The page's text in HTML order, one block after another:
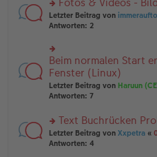
tr
a
g
e
n
er
tr
a
g
n
g
el
e
n
er
B
ei
tr
g
rs
te
u
n
g
el
es
e
er
B
ei
tr
Letzter Beitrag von
Antworten: 2
rs
te
r
u
n
el
es
e
Beim normalen Start
Fenster (Linux)
Letzter Beitrag von Haruun
Antworten: 7
rs
te
Text Buchrücken
Letzter Beitrag von Xxpetra «
Antworten: 4